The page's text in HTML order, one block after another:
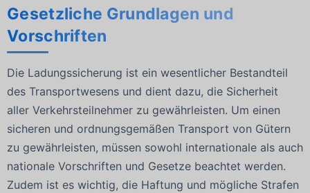
Gesetzliche Grundlagen und
Vorschriften
Die Ladungssicherung ist ein wesentlicher Bestandteil
des Transportwesens und dient dazu, die Sicherheit
aller Verkehrsteilnehmer zu gewährleisten. Um einen
sicheren und ordnungsgemäßen Transport von Gütern
zu gewährleisten, müssen sowohl internationale als auch
nationale Vorschriften und Gesetze beachtet werden.
Zudem ist es wichtig, die Haftung und mögliche Strafen